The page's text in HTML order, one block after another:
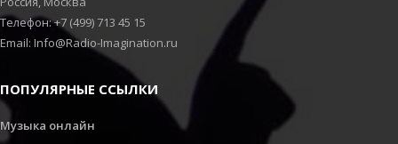
Телефон: +7 (499) 713 45 15
Email: Info@Radio-Imagination.ru
ПОПУЛЯРНЫЕ ССЫЛКИ
Музыка онлайн